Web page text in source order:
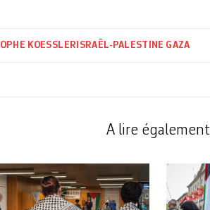
KOESSLER ISRAËL-PALESTINE GAZA
A lire également